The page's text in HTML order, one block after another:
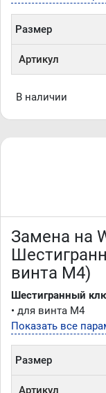
Размер
Артикул
В наличии
Замена на
винта M4)
Шестигранный
• для винта M4
Показать все
Размер
Артикул